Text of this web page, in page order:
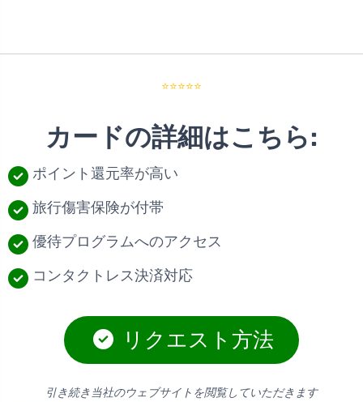
⭐⭐⭐⭐⭐
カードの詳細はこちら:
ポイント還元率が高い
旅行傷害保険が付帯
優待プログラムへのアクセス
コンタクトレス決済対応
リクエスト方法
引き続き当社のウェブサイトを閲覧していただきます